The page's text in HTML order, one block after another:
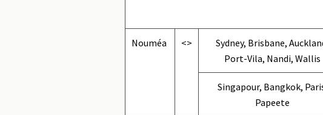
Nouméa <>
Sydney, Brisbane,
Port-Vila, Nandi, Wallis
Singapour, Bangkok,
Papeete